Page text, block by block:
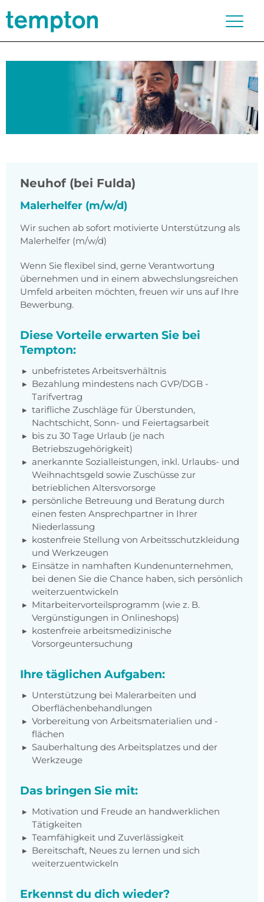
Neuhof (bei Fulda)
Malerhelfer (m/w/d)
Wir suchen ab sofort motivierte Unterstützung als
Malerhelfer (m/w/d)
Wenn Sie flexibel sind, gerne Verantwortung
übernehmen und in einem abwechslungsreichen
Umfeld arbeiten möchten, freuen wir uns auf Ihre
Bewerbung.
Diese Vorteile erwarten Sie bei
Tempton:
unbefristetes Arbeitsverhältnis
Bezahlung mindestens nach GVP/DGB -
Tarifvertrag
tarifliche Zuschläge für Überstunden,
Nachtschicht, Sonn- und Feiertagsarbeit
bis zu 30 Tage Urlaub (je nach
Betriebszugehörigkeit)
anerkannte Sozialleistungen, inkl. Urlaubs- und
Weihnachtsgeld sowie Zuschüsse zur
betrieblichen Altersvorsorge
persönliche Betreuung und Beratung durch
einen festen Ansprechpartner in Ihrer
Niederlassung
kostenfreie Stellung von Arbeitsschutzkleidung
und Werkzeugen
Einsätze in namhaften Kundenunternehmen,
bei denen Sie die Chance haben, sich persönlich
weiterzuentwickeln
Mitarbeitervorteilsprogramm (wie z. B.
Vergünstigungen in Onlineshops)
kostenfreie arbeitsmedizinische
Vorsorgeuntersuchung
Ihre täglichen Aufgaben:
Unterstützung bei Malerarbeiten und
Oberflächenbehandlungen
Vorbereitung von Arbeitsmaterialien und -
flächen
Sauberhaltung des Arbeitsplatzes und der
Werkzeuge
Das bringen Sie mit:
Motivation und Freude an handwerklichen
Tätigkeiten
Teamfähigkeit und Zuverlässigkeit
Bereitschaft, Neues zu lernen und sich
weiterzuentwickeln
Erkennst du dich wieder?